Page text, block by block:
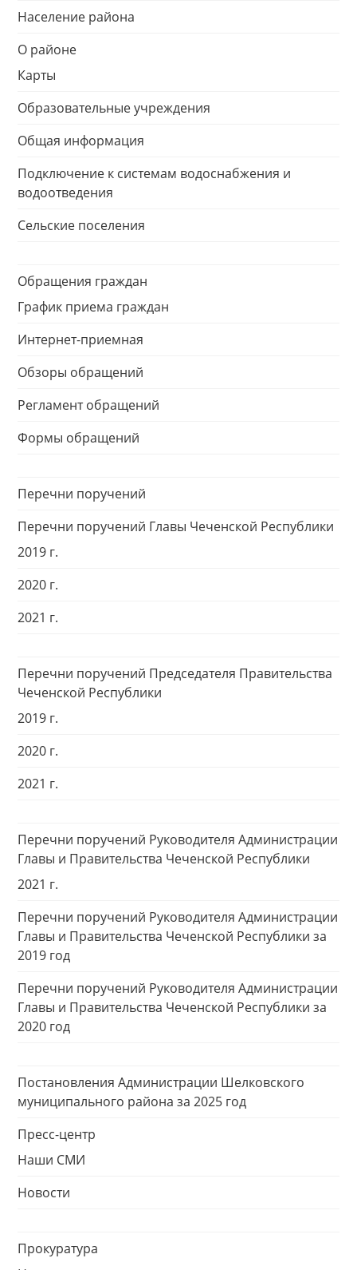
Население района
О районе
Карты
Образовательные учреждения
Общая информация
Подключение к системам водоснабжения и
водоотведения
Сельские поселения
Обращения граждан
График приема граждан
Интернет-приемная
Обзоры обращений
Регламент обращений
Формы обращений
Перечни поручений
Перечни поручений Главы Чеченской Республики
2019 г.
2020 г.
2021 г.
Перечни поручений Председателя Правительства
Чеченской Республики
2019 г.
2020 г.
2021 г.
Перечни поручений Руководителя Администрации
Главы и Правительства Чеченской Республики
2021 г.
Перечни поручений Руководителя Администрации
Главы и Правительства Чеченской Республики за
2019 год
Перечни поручений Руководителя Администрации
Главы и Правительства Чеченской Республики за
2020 год
Постановления Администрации Шелковского
муниципального района за 2025 год
Пресс-центр
Наши СМИ
Новости
Прокуратура